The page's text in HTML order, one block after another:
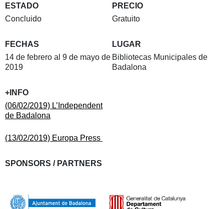
ESTADO
Concluido
PRECIO
Gratuito
FECHAS
14 de febrero al 9 de mayo de
2019
LUGAR
Bibliotecas Municipales de
Badalona
+INFO
(06/02/2019) L’Independent
de Badalona
(13/02/2019) Europa Press
SPONSORS / PARTNERS